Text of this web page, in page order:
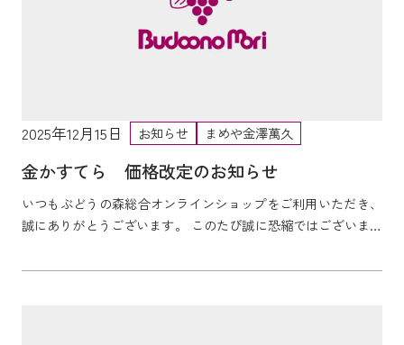
2025年12月15日 お知らせ まめや金澤萬久
金かすてら 価格改定のお知らせ
いつもぶどうの森総合オンラインショップをご利用いただき、
誠にありがとうございます。 このたび誠に恐縮ではございます